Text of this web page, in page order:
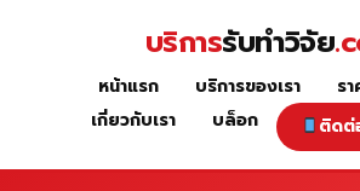
หน้าแรก
บริการรับทำวิจัย
หน้าแรก บริการของเรา
ร
เกี่ยวกับเรา
บล็อก ติดต่